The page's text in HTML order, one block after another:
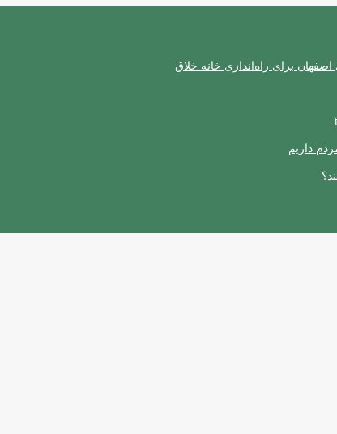
برای راه‌اندازی خانه خلاق
داریم